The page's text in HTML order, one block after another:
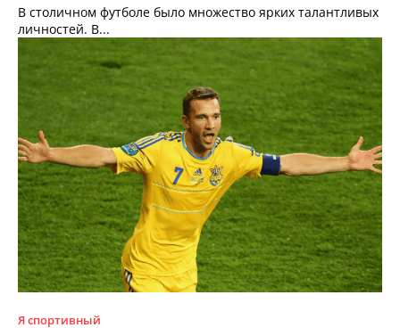
В столичном футболе было множество ярких талантливых
личностей. В...
Я спортивный